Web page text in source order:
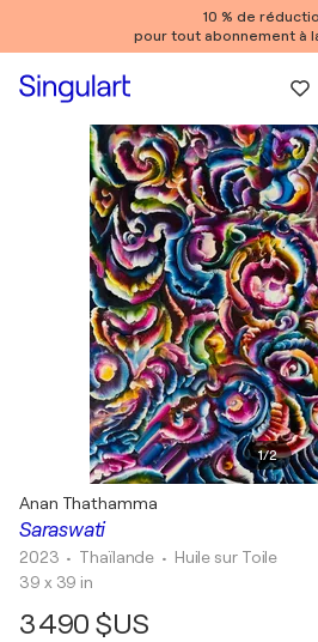
10 % de
pour tout abonnement à
1/2
Saraswati
Anan Thathamma
2023 • Thaïlande • Huile sur Toile
39 x 39 in
3 490 $US